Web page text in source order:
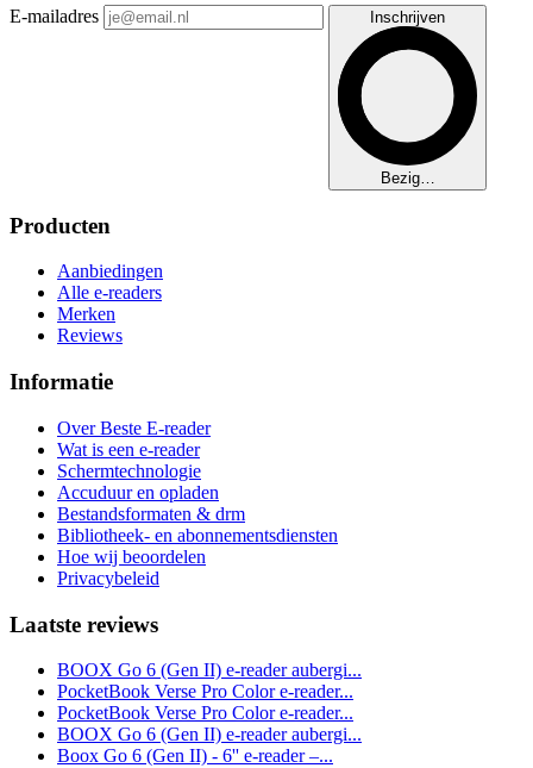
E-mailadres Inschrijven
Bezig…
Producten
Aanbiedingen
Alle e-readers
Merken
Reviews
Informatie
Over Beste E-reader
Wat is een e-reader
Schermtechnologie
Accuduur en opladen
Bestandsformaten & drm
Bibliotheek- en abonnementsdiensten
Hoe wij beoordelen
Privacybeleid
Laatste reviews
BOOX Go 6 (Gen II) e-reader aubergi...
PocketBook Verse Pro Color e-reader...
PocketBook Verse Pro Color e-reader...
BOOX Go 6 (Gen II) e-reader aubergi...
Boox Go 6 (Gen II) - 6'' e-reader –...